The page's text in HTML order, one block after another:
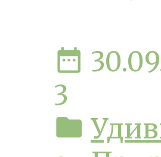
date_range
3
folder